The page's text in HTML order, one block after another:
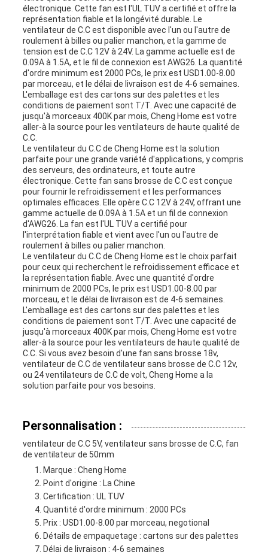
électronique. Cette fan est l'UL TUV a certifié et offre la
représentation fiable et la longévité durable. Le
ventilateur de C.C est disponible avec l'un ou l'autre de
roulement à billes ou palier manchon, et la gamme de
tension est de C.C 12V à 24V. La gamme actuelle est de
0.09A à 1.5A, et le fil de connexion est AWG26. La quantité
d'ordre minimum est 2000 PCs, le prix est USD1.00-8.00
par morceau, et le délai de livraison est de 4-6 semaines.
L'emballage est des cartons sur des palettes et les
conditions de paiement sont T/T. Avec une capacité de
jusqu'à morceaux 400K par mois, Cheng Home est votre
aller-à la source pour les ventilateurs de haute qualité de
C.C.
Le ventilateur du C.C de Cheng Home est la solution
parfaite pour une grande variété d'applications, y compris
des serveurs, des ordinateurs, et toute autre
électronique. Cette fan sans brosse de C.C est conçue
pour fournir le refroidissement et les performances
optimales efficaces. Elle opère C.C 12V à 24V, offrant une
gamme actuelle de 0.09A à 1.5A et un fil de connexion
d'AWG26. La fan est l'UL TUV a certifié pour
l'interprétation fiable et vient avec l'un ou l'autre de
roulement à billes ou palier manchon.
Le ventilateur du C.C de Cheng Home est le choix parfait
pour ceux qui recherchent le refroidissement efficace et
la représentation fiable. Avec une quantité d'ordre
minimum de 2000 PCs, le prix est USD1.00-8.00 par
morceau, et le délai de livraison est de 4-6 semaines.
L'emballage est des cartons sur des palettes et les
conditions de paiement sont T/T. Avec une capacité de
jusqu'à morceaux 400K par mois, Cheng Home est votre
aller-à la source pour les ventilateurs de haute qualité de
C.C. Si vous avez besoin d'une fan sans brosse 18v,
ventilateur de C.C de ventilateur sans brosse de C.C 12v,
ou 24 ventilateurs de C.C de volt, Cheng Home a la
solution parfaite pour vos besoins.
Personnalisation :
ventilateur de C.C 5V, ventilateur sans brosse de C.C, fan
de ventilateur de 50mm
Marque : Cheng Home
Point d'origine : La Chine
Certification : UL TUV
Quantité d'ordre minimum : 2000 PCs
Prix : USD1.00-8.00 par morceau, negotional
Détails de empaquetage : cartons sur des palettes
Délai de livraison : 4-6 semaines